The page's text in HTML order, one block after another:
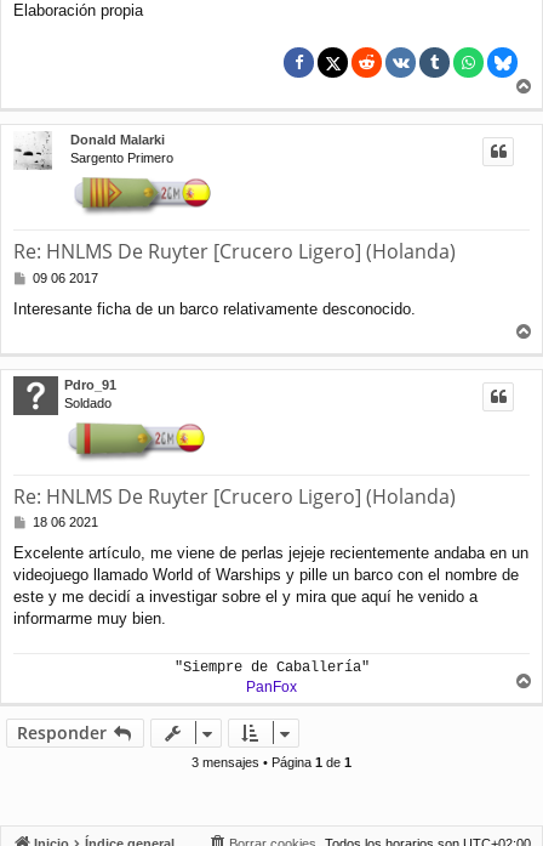
Elaboración propia
r
r
Donald Malarki
Sargento Primero
Re: HNLMS De Ruyter [Crucero Ligero] (Holanda)
M
n
j
e
09 06 2017
Interesante ficha de un barco relativamente desconocido.
r
r
Pdro_91
Soldado
Re: HNLMS De Ruyter [Crucero Ligero] (Holanda)
M
n
s
a
j
18 06 2021
Excelente artículo, me viene de perlas jejeje recientemente andaba en un
videojuego llamado World of Warships y pille un barco con el nombre de
este y me decidí a investigar sobre el y mira que aquí he venido a
informarme muy bien.
"Siempre de Caballería"
PanFox
r
Responder
3 mensajes • Página 1 de 1